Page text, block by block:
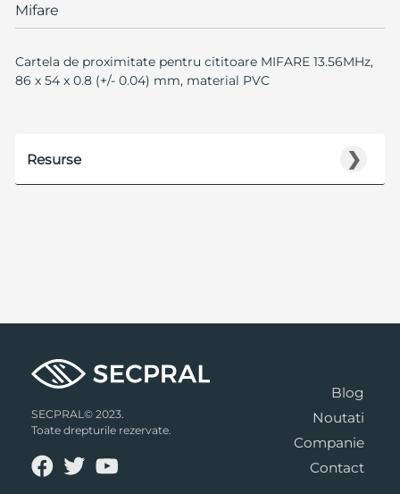
Mifare
Cartela de proximitate pentru cititoare MIFARE 13.56MHz,
86 x 54 x 0.8 (+/- 0.04) mm, material PVC
❯
Resurse
SECPRAL© 2023.
Toate drepturile rezervate.
Blog
Noutati
Companie
Contact